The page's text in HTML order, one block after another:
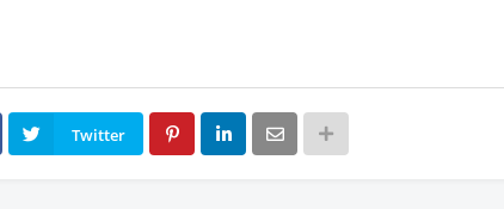
Twitter